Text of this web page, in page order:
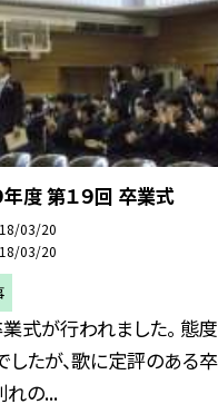
年度 第１９回 卒業式
03/20
03/20
業式が行われました。 態度
したが、歌に定評のある卒
れの...